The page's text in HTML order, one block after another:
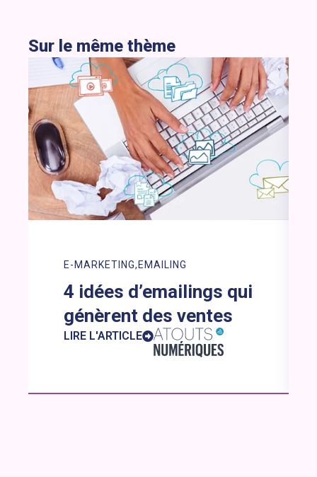
Sur le même thème
E-MARKETING EMAILING
4 idées d’emailings qui
génèrent des ventes
LIRE L'ARTICLE